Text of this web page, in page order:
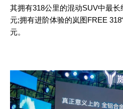
其拥有318公里的混动SUV中最长
元;拥有进阶体验的岚图FREE
元。